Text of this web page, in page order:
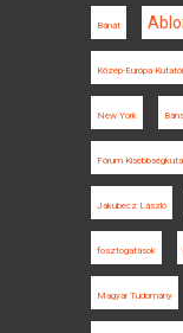
Bánát
Közép-Európa
New York
Fórum
Jakubecz László
fosztogatások
Magyar Tudomány